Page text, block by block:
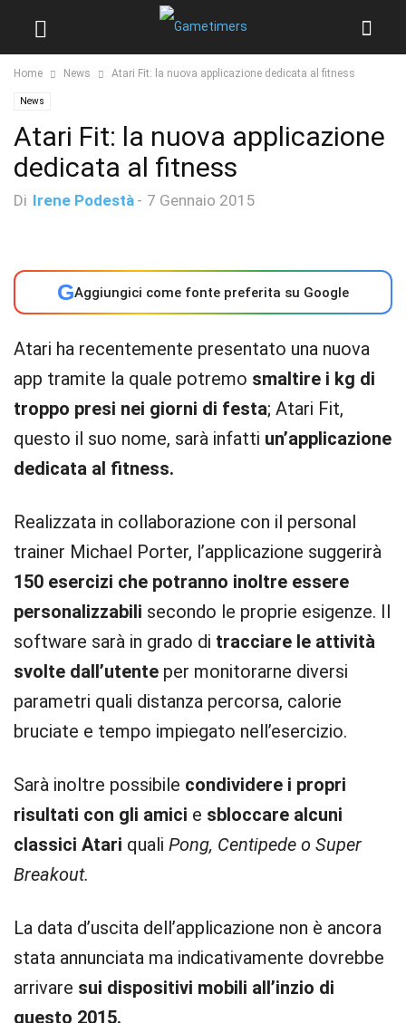
Home News Atari Fit: la nuova applicazione dedicata al fitness
News
Atari Fit: la nuova applicazione
dedicata al fitness
Di Irene Podestà - 7 Gennaio 2015
GAggiungici come fonte preferita su Google
Atari ha recentemente presentato una nuova
app tramite la quale potremo smaltire i kg di
troppo presi nei giorni di festa; Atari Fit,
questo il suo nome, sarà infatti un’applicazione
dedicata al fitness.
Realizzata in collaborazione con il personal
trainer Michael Porter, l’applicazione suggerirà
150 esercizi che potranno inoltre essere
personalizzabili secondo le proprie esigenze. Il
software sarà in grado di tracciare le attività
svolte dall’utente per monitorarne diversi
parametri quali distanza percorsa, calorie
bruciate e tempo impiegato nell’esercizio.
Sarà inoltre possibile condividere i propri
risultati con gli amici e sbloccare alcuni
classici Atari quali Pong, Centipede o Super
Breakout.
La data d’uscita dell’applicazione non è ancora
stata annunciata ma indicativamente dovrebbe
arrivare sui dispositivi mobili all’inzio di
questo 2015.